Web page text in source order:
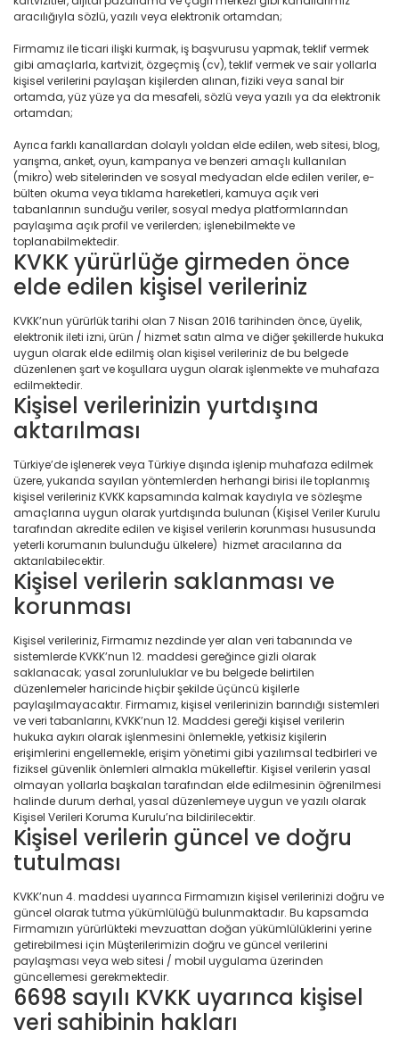
aracılığıyla sözlü, yazılı veya elektronik ortamdan;
Firmamız ile ticari ilişki kurmak, iş başvurusu yapmak, teklif vermek
gibi amaçlarla, kartvizit, özgeçmiş (cv), teklif vermek ve sair yollarla
kişisel verilerini paylaşan kişilerden alınan, fiziki veya sanal bir
ortamda, yüz yüze ya da mesafeli, sözlü veya yazılı ya da elektronik
ortamdan;
Ayrıca farklı kanallardan dolaylı yoldan elde edilen, web sitesi, blog,
yarışma, anket, oyun, kampanya ve benzeri amaçlı kullanılan
(mikro) web sitelerinden ve sosyal medyadan elde edilen veriler, e-
bülten okuma veya tıklama hareketleri, kamuya açık veri
tabanlarının sunduğu veriler, sosyal medya platformlarından
paylaşıma açık profil ve verilerden; işlenebilmekte ve
toplanabilmektedir.
KVKK yürürlüğe girmeden önce
elde edilen kişisel verileriniz
KVKK’nun yürürlük tarihi olan 7 Nisan 2016 tarihinden önce, üyelik,
elektronik ileti izni, ürün / hizmet satın alma ve diğer şekillerde hukuka
uygun olarak elde edilmiş olan kişisel verileriniz de bu belgede
düzenlenen şart ve koşullara uygun olarak işlenmekte ve muhafaza
edilmektedir.
Kişisel verilerinizin yurtdışına
aktarılması
Türkiye’de işlenerek veya Türkiye dışında işlenip muhafaza edilmek
üzere, yukarıda sayılan yöntemlerden herhangi birisi ile toplanmış
kişisel verileriniz KVKK kapsamında kalmak kaydıyla ve sözleşme
amaçlarına uygun olarak yurtdışında bulunan (Kişisel Veriler Kurulu
tarafından akredite edilen ve kişisel verilerin korunması hususunda
yeterli korumanın bulunduğu ülkelere) hizmet aracılarına da
aktarılabilecektir.
Kişisel verilerin saklanması ve
korunması
Kişisel verileriniz, Firmamız nezdinde yer alan veri tabanında ve
sistemlerde KVKK’nun 12. maddesi gereğince gizli olarak
saklanacak; yasal zorunluluklar ve bu belgede belirtilen
düzenlemeler haricinde hiçbir şekilde üçüncü kişilerle
paylaşılmayacaktır. Firmamız, kişisel verilerinizin barındığı sistemleri
ve veri tabanlarını, KVKK’nun 12. Maddesi gereği kişisel verilerin
hukuka aykırı olarak işlenmesini önlemekle, yetkisiz kişilerin
erişimlerini engellemekle, erişim yönetimi gibi yazılımsal tedbirleri ve
fiziksel güvenlik önlemleri almakla mükelleftir. Kişisel verilerin yasal
olmayan yollarla başkaları tarafından elde edilmesinin öğrenilmesi
halinde durum derhal, yasal düzenlemeye uygun ve yazılı olarak
Kişisel Verileri Koruma Kurulu’na bildirilecektir.
Kişisel verilerin güncel ve doğru
tutulması
KVKK’nun 4. maddesi uyarınca Firmamızın kişisel verilerinizi doğru ve
güncel olarak tutma yükümlülüğü bulunmaktadır. Bu kapsamda
Firmamızın yürürlükteki mevzuattan doğan yükümlülüklerini yerine
getirebilmesi için Müşterilerimizin doğru ve güncel verilerini
paylaşması veya web sitesi / mobil uygulama üzerinden
güncellemesi gerekmektedir.
6698 sayılı KVKK uyarınca kişisel
veri sahibinin hakları